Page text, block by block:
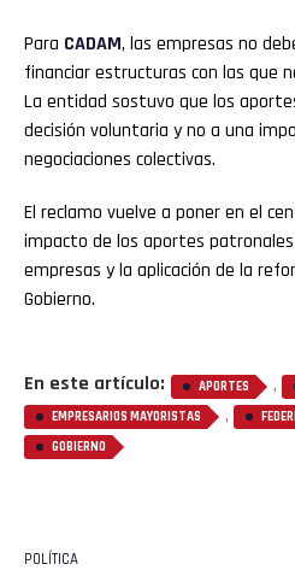
Para CADAM, las empresas no
financiar estructuras con las que
La entidad sostuvo que los
decisión voluntaria y no a una
negociaciones colectivas.
El reclamo vuelve a poner en el
impacto de los aportes
empresas y la aplicación de la
Gobierno.
En este artículo: APORTES ,
EMPRESARIOS MAYORISTAS ,
GOBIERNO
POLÍTICA